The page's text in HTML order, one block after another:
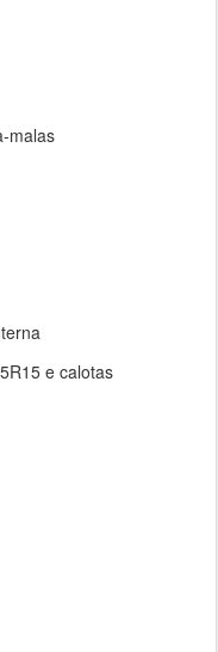
malas
e calotas